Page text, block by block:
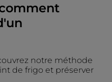
notre méthode
de frigo et préserver